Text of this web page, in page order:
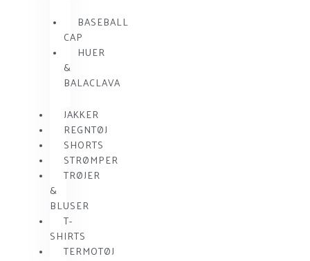
BASEBALL
CAP
HUER
&
BALACLAVA
JAKKER
REGNTØJ
SHORTS
STRØMPER
TRØJER
&
BLUSER
T-
SHIRTS
TERMOTØJ